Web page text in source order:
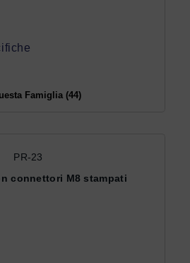
Famiglia (44)
PR-23
connettori M8 stampati